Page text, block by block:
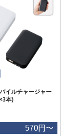
イルチャージャー
本)
570円〜